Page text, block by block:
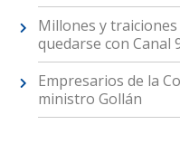
Millones y
quedarse con Canal
Empresarios de la
ministro Gollán